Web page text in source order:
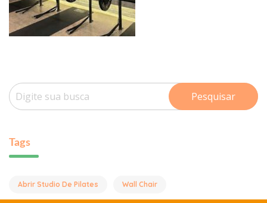
Pesquisar
Tags
Abrir Studio De Pilates Wall Chair